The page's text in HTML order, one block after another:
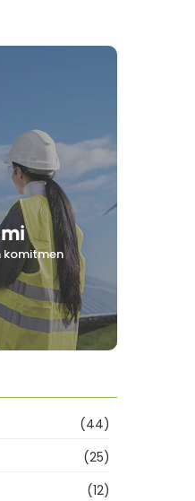
komitmen
(44)
(25)
(12)